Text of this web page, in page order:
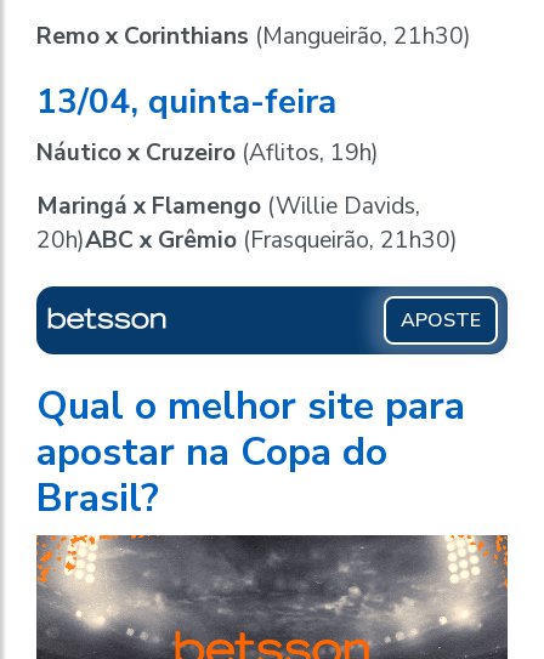
Remo x Corinthians (Mangueirão, 21h30)
13/04, quinta-feira
Náutico x Cruzeiro (Aflitos, 19h)
Maringá x Flamengo (Willie Davids,
20h)ABC x Grêmio (Frasqueirão, 21h30)
APOSTE
Qual o melhor site para
apostar na Copa do
Brasil?